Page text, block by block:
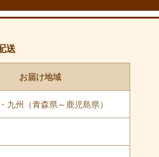
送
お届け地域
九州（青森県～鹿児島県）